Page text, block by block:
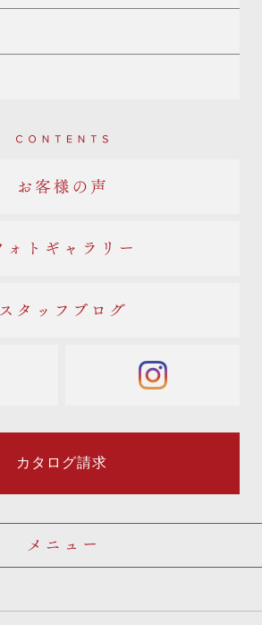
Contents
お客様の声
フォトギャラリー
スタッフブログ
instagram
カタログ請求